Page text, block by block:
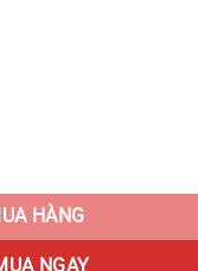
HÀNG
NGAY